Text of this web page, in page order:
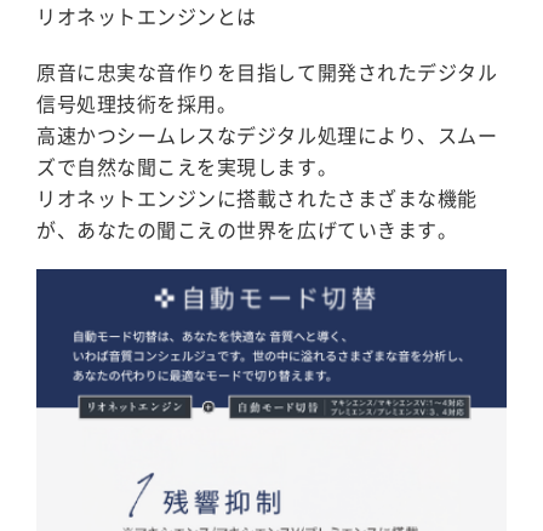
リオネットエンジンとは
原音に忠実な音作りを目指して開発されたデジタル
信号処理技術を採用。
高速かつシームレスなデジタル処理により、スムー
ズで自然な聞こえを実現します。
リオネットエンジンに搭載されたさまざまな機能
が、あなたの聞こえの世界を広げていきます。